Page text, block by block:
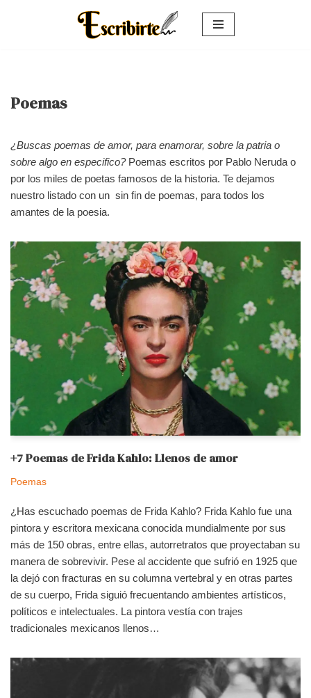
Poemas
¿Buscas poemas de amor, para enamorar, sobre la patria o
sobre algo en especifico?Poemas escritos por Pablo Neruda o
por los miles de poetas famosos de la historia. Te dejamos
nuestro listado con un sin fin de poemas, para todos los
amantes de la poesia.
+7 Poemas de Frida Kahlo: Llenos de amor
Poemas
¿Has escuchado poemas de Frida Kahlo? Frida Kahlo fue una
pintora y escritora mexicana conocida mundialmente por sus
más de 150 obras, entre ellas, autorretratos que proyectaban su
manera de sobrevivir. Pese al accidente que sufrió en 1925 que
la dejó con fracturas en su columna vertebral y en otras partes
de su cuerpo, Frida siguió frecuentando ambientes artísticos,
políticos e intelectuales. La pintora vestía con trajes
tradicionales mexicanos llenos…